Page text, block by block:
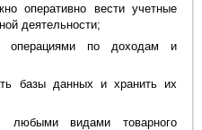
оперативно вести учетные
деятельности;
операциями по доходам и
базы данных и хранить их
видами товарного